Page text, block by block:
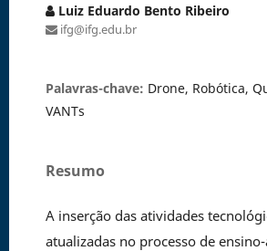
Luiz Eduardo Bento Ribeiro
ifg@ifg.edu.br
Palavras-chave: Drone, Robótica,
VANTs
Resumo
A inserção das atividades
atualizadas no processo de